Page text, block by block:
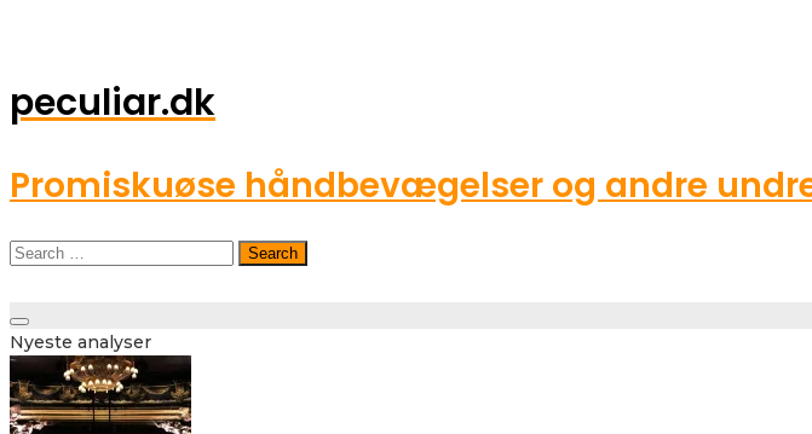
peculiar.dk
Promiskuøse håndbevægelser og andre
Search
Toggle
navigation
Nyeste analyser